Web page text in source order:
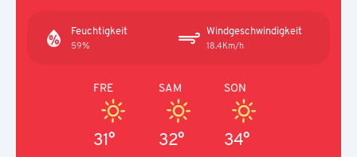
Feuchtigkeit
59%
Windgeschwindigkeit
18.4Km/h
FRE
31°
SAM
32°
SON
34°